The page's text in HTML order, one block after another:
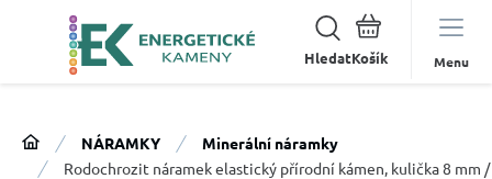
Hledat Menu
NÁRAMKY
Minerální náramky
Rodochrozit náramek elastický přírodní kámen, kulička 8 mm